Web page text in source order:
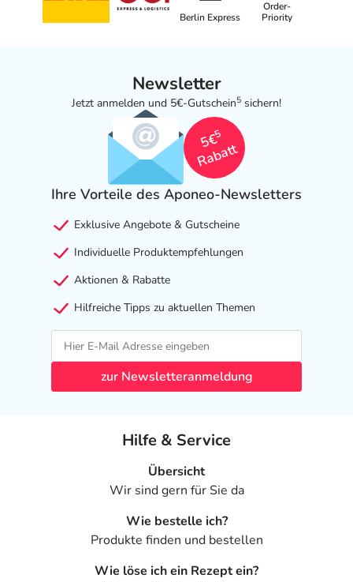
- Blähungen
- Vermehrter Speichelfluss
- Verminderte Berührungsempfindlichkeit im Mund
- Appetitsteigerung
- Appetitlosigkeit
- Gewichtsverlust
- Geschmacksstörungen
- Schwindel
- Gangunsicherheit
- Sedierung
- Benommenheit
- Schläfrigkeit
- Ungewöhnliche Träume
- Delirium (Verwirrtheit)
Berlin Express
Order-
Priority
Newsletter
Jetzt anmelden und 5€-Gutschein5 sichern!
5€
5
Rabatt
Ihre Vorteile des Aponeo-Newsletters
Exklusive Angebote & Gutscheine
Individuelle Produktempfehlungen
Aktionen & Rabatte
Hilfreiche Tipps zu aktuellen Themen
zur Newsletteranmeldung
Hilfe & Service
Übersicht
Wir sind gern für Sie da
Wie bestelle ich?
Produkte finden und bestellen
Wie löse ich ein Rezept ein?